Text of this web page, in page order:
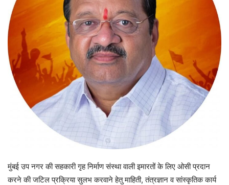
मुंबई उप नगर की सहकारी गृह निर्माण संस्था वाली इमारतों के लिए ओसी प्रदान
करने की जटिल प्रक्रिया सुलभ करवाने हेतु माहिती, तंत्रज्ञान व सांस्कृतिक कार्य